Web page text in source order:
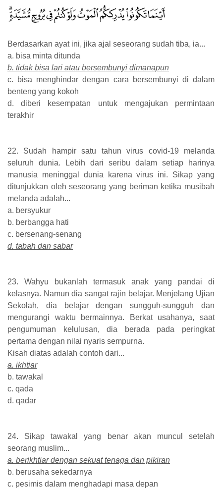
Berdasarkan ayat ini, jika ajal seseorang sudah tiba, ia...
a. bisa minta ditunda
b. tidak bisa lari atau bersembunyi dimanapun
c. bisa menghindar dengan cara bersembunyi di dalam
benteng yang kokoh
d. diberi kesempatan untuk mengajukan permintaan
terakhir
22. Sudah hampir satu tahun virus covid-19 melanda
seluruh dunia. Lebih dari seribu dalam setiap harinya
manusia meninggal dunia karena virus ini. Sikap yang
ditunjukkan oleh seseorang yang beriman ketika musibah
melanda adalah...
a. bersyukur
b. berbangga hati
c. bersenang-senang
d. tabah dan sabar
23. Wahyu bukanlah termasuk anak yang pandai di
kelasnya. Namun dia sangat rajin belajar. Menjelang Ujian
Sekolah, dia belajar dengan sungguh-sungguh dan
mengurangi waktu bermainnya. Berkat usahanya, saat
pengumuman kelulusan, dia berada pada peringkat
pertama dengan nilai nyaris sempurna.
Kisah diatas adalah contoh dari...
a. ikhtiar
b. tawakal
c. qada
d. qadar
24. Sikap tawakal yang benar akan muncul setelah
seorang muslim...
a. berikhtiar dengan sekuat tenaga dan pikiran
b. berusaha sekedarnya
c. pesimis dalam menghadapi masa depan